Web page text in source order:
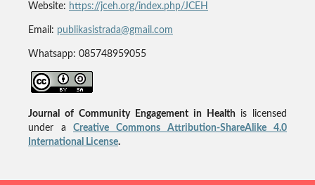
Website: https://jceh.org/index.php/JCEH
Email: publikasistrada@gmail.com
Whatsapp: 085748959055
Journal of Community Engagement in Health is licensed
under a
Creative Commons Attribution-ShareAlike 4.0
International License.